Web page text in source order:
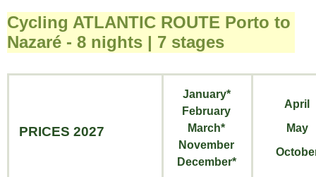
Cycling ATLANTIC ROUTE Porto to
Nazaré - 8 nights | 7 stages
PRICES 2027
January*
February
March*
November
December*
April
May